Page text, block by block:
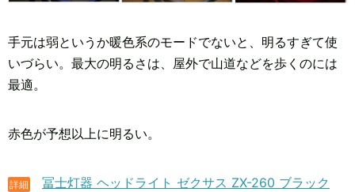
手元は弱というか暖色系のモードでないと、明るすぎて使
いづらい。最大の明るさは、屋外で山道などを歩くのには
最適。
赤色が予想以上に明るい。
詳細 冨士灯器 ヘッドライト ゼクサス ZX-260 ブラック